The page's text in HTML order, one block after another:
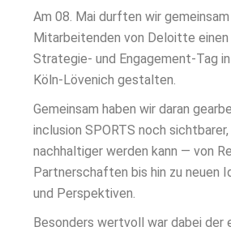
Am 08. Mai durften wir
Mitarbeitenden von Deloitte einen
Strategie- und Engagement-Tag
Köln-Lövenich gestalten.
Gemeinsam haben wir daran
inclusion SPORTS noch
nachhaltiger werden kann — von
Partnerschaften bis hin zu neuen
und Perspektiven.
Besonders wertvoll war dabei der